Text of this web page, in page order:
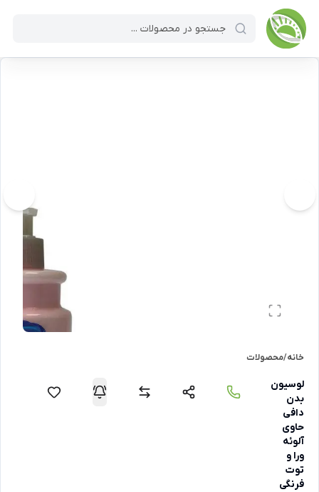
خانه/محصولات
لوسیون
بدن
دافی
حاوی
آلوئه
ورا و
توت
فرنگی